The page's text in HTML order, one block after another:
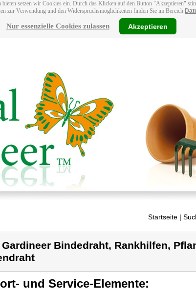
setzen wir Cookies ein. Durch das Klicken auf den Button "Akzeptieren"
zur Verwendung und den Widerspruchsmöglichkeiten finden Sie im Bereich
Nur essenzielle Cookies zulassen Akzeptieren
Startseite |
Bindedraht, Rankhilfen,
und Service-Elemente: